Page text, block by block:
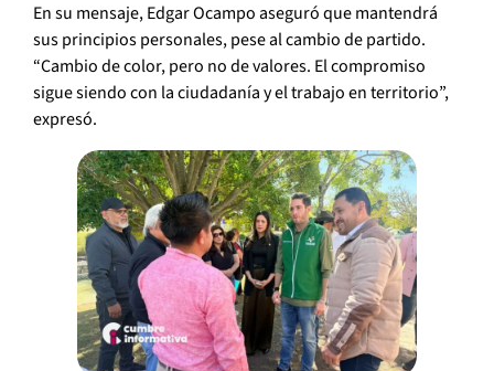
En su mensaje, Edgar Ocampo aseguró que mantendrá
sus principios personales, pese al cambio de partido.
“Cambio de color, pero no de valores. El compromiso
sigue siendo con la ciudadanía y el trabajo en territorio”,
expresó.